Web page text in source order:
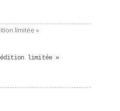
limitée »